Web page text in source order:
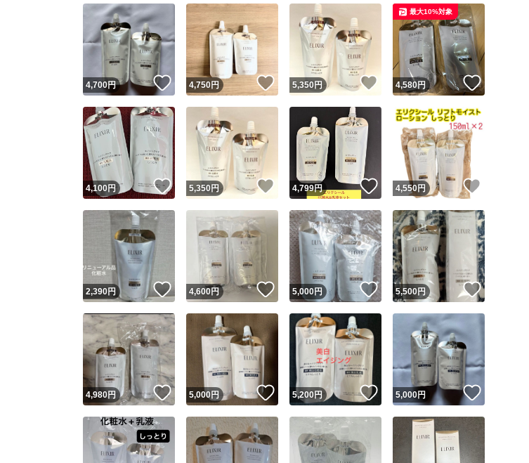
4,700円 いいね！
4,750円 いいね！
5,350円 いいね！
4,580円 いいね！
最大10%対象
4,100円 いいね！
5,350円 いいね！
4,799円 いいね！
4,550円
2,390円 いいね！
4,600円 いいね！
5,000円 いいね！
5,500円 いいね！
4,980円 いいね！
5,000円 いいね！
5,200円 いいね！
5,000円